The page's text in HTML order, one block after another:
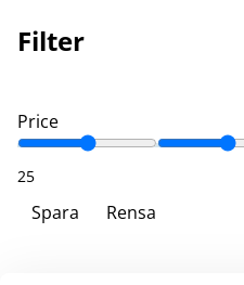
Filter
Price
25
Spara Rensa